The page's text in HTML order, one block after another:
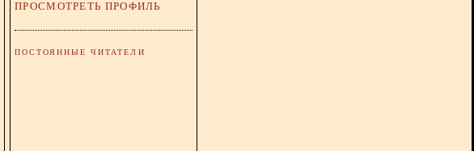
ПРОСМОТРЕТЬ ПРОФИЛЬ
ПОСТОЯННЫЕ ЧИТАТЕЛИ